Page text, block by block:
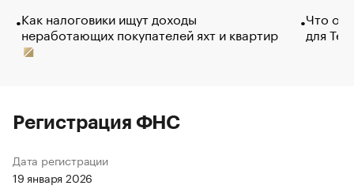
Как налоговики ищут доходы
неработающих покупателей яхт и квартир
Что
для
Регистрация ФНС
Дата регистрации
19 января 2026